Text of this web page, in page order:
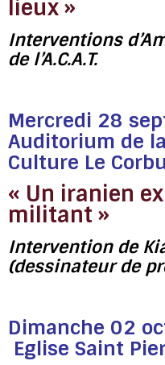
lieux »
Interventions
de l’A.C.A.T.
Mercredi 28
Auditorium de
Culture Le
« Un iranien
militant »
Intervention de
(dessinateur de
Dimanche 02
Eglise Saint